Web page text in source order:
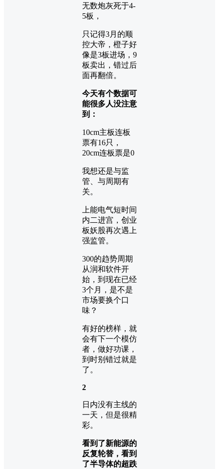
无数炮灰死于4-
5板，
只记得3月的顺
控大帝，橙子好
像是3板进场，9
板卖出，错过后
面再翻倍。
今天有个数据可
能很多人没注意
到：
10cm主板连板
票有16只，
20cm连板票是0
我想还是与监
管、与周期有
关。
上能电气短时间
内二进宫，创业
板妖股再次遇上
强监管。
300的趋势周期
从润和软件开
始，到现在已经
3个月，是不是
市场要换个口
味？
有好的榜样，就
会有下一个模仿
者，做好功课，
到时别错过就是
了。
2
日内没有主线的
一天，但是很精
彩。
看到了新能源的
反复轮替，看到
了半导体的超跌